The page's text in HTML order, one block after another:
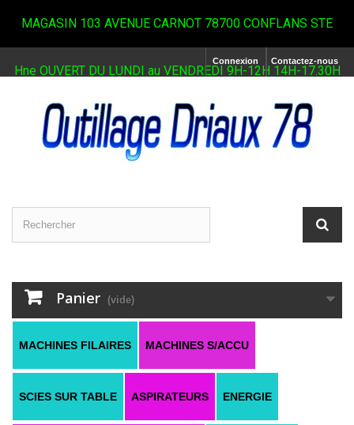
MAGASIN 103 AVENUE CARNOT 78700 CONFLANS STE
Hne OUVERT DU LUNDI au VENDREDI 9H-12H 14H-17.30H
Contactez-nous
Connexion
Panier (vide)
MACHINES FILAIRES MACHINES S/ACCU
SCIES SUR TABLE ASPIRATEURS ENERGIE